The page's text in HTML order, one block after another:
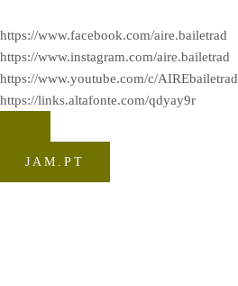
https://www.facebook.com/aire.bailetrad
https://www.instagram.com/aire.bailetrad
https://www.youtube.com/c/AIREbailetrad
https://links.altafonte.com/qdyay9r
JAM.PT